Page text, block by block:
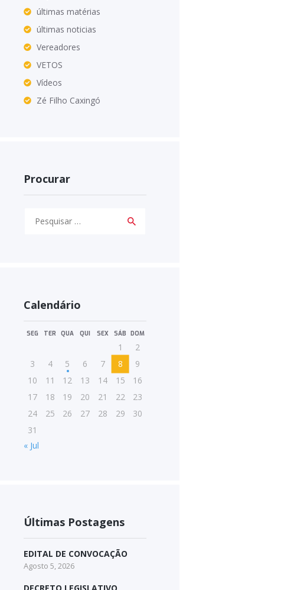
últimas matérias
últimas noticias
Vereadores
VETOS
Vídeos
Zé Filho Caxingó
Procurar
por:
Calendário
SEG TER QUA QUI SEX SÁB DOM
1
2
3
4 5 6 7 8
9
10
11 12 13 14 15
16
17
18 19 20 21 22
23
24
25 26 27 28 29
30
31
« Jul
Últimas Postagens
EDITAL DE CONVOCAÇÃO
Agosto 5, 2026